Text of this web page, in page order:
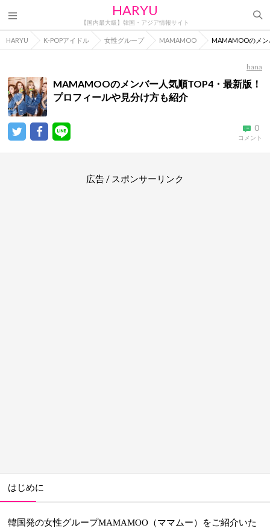
HARYU
【国内最大級】韓国・アジア情報サイト
HARYU K-POPアイドル 女性グループ MAMAMOO MAMAMOOのメン
hana
MAMAMOOのメンバー人気順TOP4・最新版！
プロフィールや見分け方も紹介
0
コメント
広告 / スポンサーリンク
はじめに
韓国発の女性グループMAMAMOO（ママムー）
をご紹介いた